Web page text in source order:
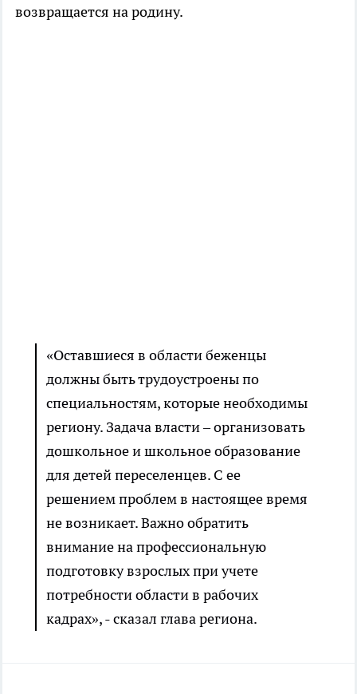
возвращается на родину.
«Оставшиеся в области беженцы
должны быть трудоустроены по
специальностям, которые необходимы
региону. Задача власти – организовать
дошкольное и школьное образование
для детей переселенцев. С ее
решением проблем в настоящее время
не возникает. Важно обратить
внимание на профессиональную
подготовку взрослых при учете
потребности области в рабочих
кадрах», - сказал глава региона.